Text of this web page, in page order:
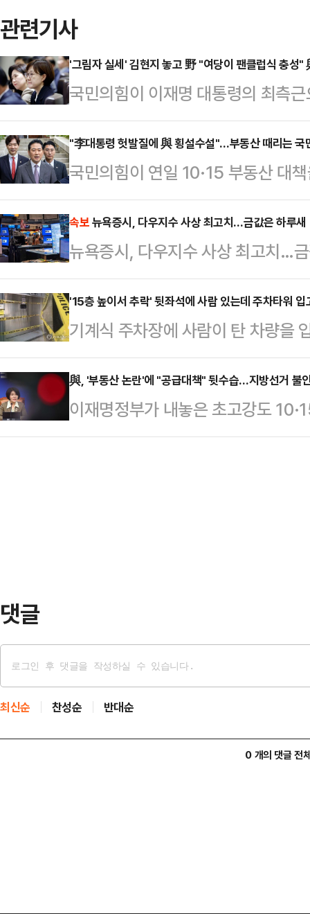
관련기사
'그림자 실세' 김현지 놓고 野 "여당이 팬클럽식 충성"
국민의힘이 이재명 대통령의 최측
장을 향한 공세 수위를 높이고 있다
방지법' 발의까지 검토하고 있는 것
권 시절 '용산출장소'라는 오명을
박했다.박정훈 국민의힘 의원은
실장이 이 대통령의 중요한 순간마
관련한 여러 비밀을 은폐하기 위한
다.김현지 실장은 국…
"李대통령 헛발질에 與 횡설수설"…부동산 때리는 국
국민의힘이 연일 10·15 부동산 대
명 정부가 확실한 공급대책 없이 수
의 주거사다리를 무너뜨려 '내 집
순 비판에만 그치지 않고 국민의힘
울시당 차원에서 두 개의 특별위원
압박하고 있다. 이를 통해 정부·여
겠다는 계산이 깔린 것으로 풀이된
으로 하는 '부동산 정책…
속보뉴욕증시, 다우지수 사상 최고치…금값은 하루
뉴욕증시, 다우지수 사상 최고치…
'15층 높이서 추락' 뒷좌석에 사람 있는데 주차타워
기계식 주차장에 사람이 탄 차량을
이 경비원과 관리소장 등 관계자들
부산지법 형사 5단독(김현석 판사)
경비원 A씨와 50대 관리소장 B씨
대 입주민 C씨에게 벌금 1000만원
與, '부동산 논란'에 "공급대책" 뒷수습…지방선거 불
이재명정부가 내놓은 초고강도
불어민주당이 당내 비상대응기구
댓글
최신순 찬성순 반대순
0 개의 댓글 전